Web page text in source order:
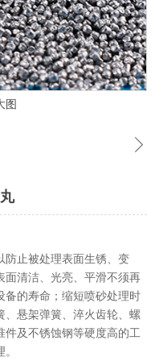
图
防止被处理表面生锈、变
面清洁、光亮、平滑不须再
备的寿命；缩短喷砂处理时
、悬架弹簧、淬火齿轮、螺
件及不锈蚀钢等硬度高的工